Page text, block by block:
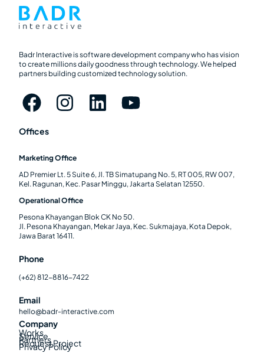
Badr Interactive is software development company who has vision
to create millions daily goodness through technology. We helped
partners building customized technology solution.
Offices
Marketing Office
AD Premier Lt. 5 Suite 6, Jl. TB Simatupang No. 5, RT 005, RW 007,
Kel. Ragunan, Kec. Pasar Minggu, Jakarta Selatan 12550.
Operational Office
Pesona Khayangan Blok CK No 50.
Jl. Pesona Khayangan, Mekar Jaya, Kec. Sukmajaya, Kota Depok,
Jawa Barat 16411.
Phone
(+62) 812-8816-7422
Email
hello@badr-interactive.com
Company
Works
Service
Partners
Request Project
Privacy Policy